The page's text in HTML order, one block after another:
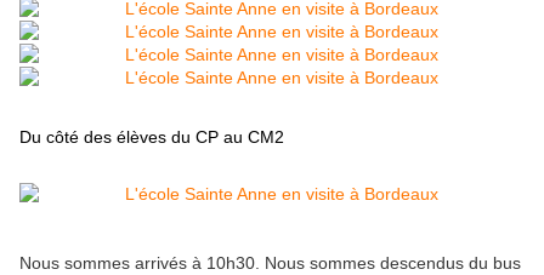
Du côté des élèves du CP au CM2
Nous sommes arrivés à 10h30. Nous sommes descendus du bus